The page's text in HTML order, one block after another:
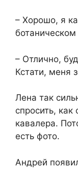
– Хорошо, я
ботаническом
– Отлично,
Кстати, меня
Лена так
спросить,
кавалера.
есть фото.
Андрей